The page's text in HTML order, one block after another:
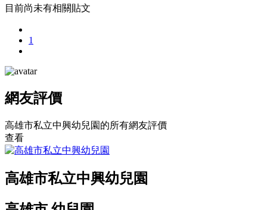
目前尚未有相關貼文
1
網友評價
高雄市私立中興幼兒園的所有網友評價
查看
高雄市私立中興幼兒園